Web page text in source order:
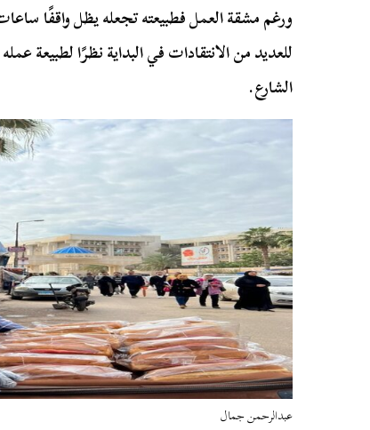
ورغم مشقة العمل فطبيعته تجعله يظل واقفًا
للعديد من الانتقادات في البداية نظرًا لطبيعة
الشارع.
عبدالرحمن جمال